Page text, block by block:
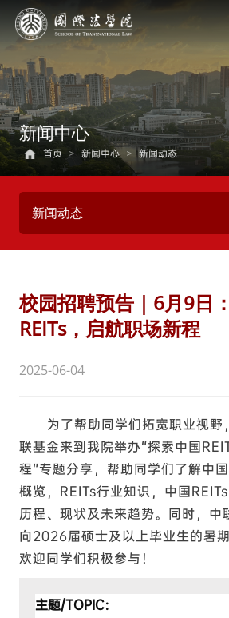
新闻中心
首页 > 新闻中心 > 新闻动态
新闻动态
校园招聘预告｜6月9日
REITs，启航职场新程
2025-06-04
为了帮助同学们拓宽职业视野
联基金来到我院举办“探索中国
程”专题分享，帮助同学们了解中
概览，REITs行业知识，中国
历程、现状及未来趋势。同时，中
向2026届硕士及以上毕业生的暑期
欢迎同学们积极参与！
主题/TOPIC：